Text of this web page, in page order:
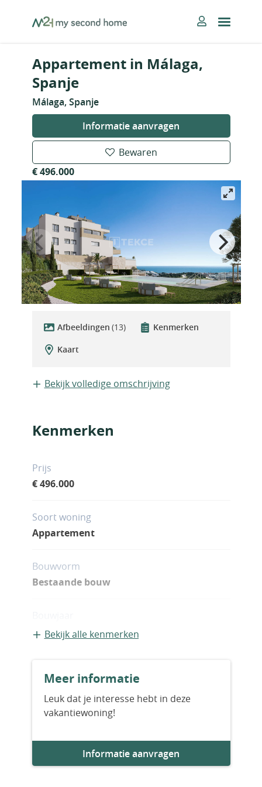
MySecondHome
Appartement in Málaga,
Spanje
Málaga, Spanje
Informatie aanvragen
Bewaren
€ 496.000
Afbeeldingen (13)
Kenmerken
Kaart
Bekijk volledige omschrijving
Kenmerken
Prijs
€ 496.000
Soort woning
Appartement
Bouwvorm
Bestaande bouw
2028
Aantal badkamers
Woningfaciliteiten
Bekijk alle kenmerken
Meer informatie
Leuk dat je interesse hebt in deze
vakantiewoning!
Informatie aanvragen